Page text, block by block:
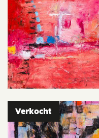
Verkocht